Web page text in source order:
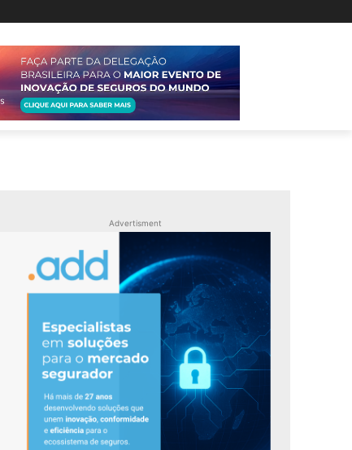
Advertisment